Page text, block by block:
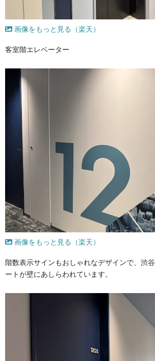
画像をもっと見る（楽天）
客室階エレベーター
画像をもっと見る（楽天）
階数表示サインもおしゃれなデザインで、渋
ートが壁にあしらわれています。